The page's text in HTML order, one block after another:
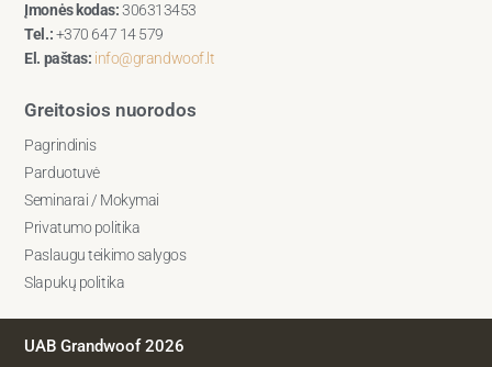
Įmonės kodas:306313453
Tel.:+370 647 14 579
El. paštas: info@grandwoof.lt
Greitosios nuorodos
Pagrindinis
Parduotuvė
Seminarai / Mokymai
Privatumo politika
Paslaugu teikimo salygos
Slapukų politika
UAB Grandwoof 2026